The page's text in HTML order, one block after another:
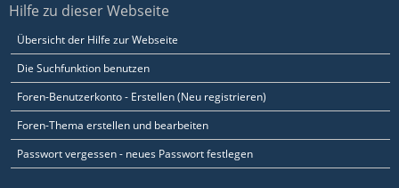
Hilfe zu dieser Webseite
Übersicht der Hilfe zur Webseite
Die Suchfunktion benutzen
Foren-Benutzerkonto - Erstellen (Neu registrieren)
Foren-Thema erstellen und bearbeiten
Passwort vergessen - neues Passwort festlegen